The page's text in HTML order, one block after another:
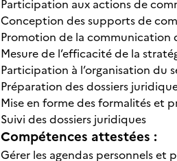
Participation aux actions de
Conception des supports de
Promotion de la communication
Mesure de l’efficacité de la
Participation à l’organisation du
Préparation des dossiers
Mise en forme des formalités et
Suivi des dossiers juridiques
Compétences attestées :
Gérer les agendas personnels et